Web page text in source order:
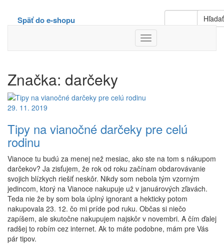
Hľadať
Späť do e-shopu
Toggle
Navigation
Značka: darčeky
29. 11. 2019
Tipy na vianočné darčeky pre celú
rodinu
Vianoce tu budú za menej než mesiac, ako ste na tom s nákupom
darčekov? Ja zisťujem, že rok od roku začínam obdarovávanie
svojich blízkych riešiť neskôr. Nikdy som nebola tým vzorným
jedincom, ktorý na Vianoce nakupuje už v januárových zľavách.
Teda nie že by som bola úplný ignorant a hekticky potom
nakupovala 23. 12. čo mi príde pod ruku. Občas si niečo
zapíšem, ale skutočne nakupujem najskôr v novembri. A čím ďalej
radšej to robím cez internet. Ak to máte podobne, mám pre Vás
pár tipov.